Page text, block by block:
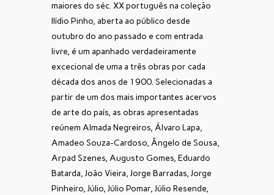
maiores do séc. XX português na coleção
Ilídio Pinho, aberta ao público desde
outubro do ano passado e com entrada
livre, é um apanhado verdadeiramente
excecional de uma a três obras por cada
década dos anos de 1900. Selecionadas a
partir de um dos mais importantes acervos
de arte do país, as obras apresentadas
reúnem Almada Negreiros, Álvaro Lapa,
Amadeo Souza-Cardoso, Ângelo de Sousa,
Arpad Szenes, Augusto Gomes, Eduardo
Batarda, João Vieira, Jorge Barradas, Jorge
Pinheiro, Júlio, Júlio Pomar, Júlio Resende,